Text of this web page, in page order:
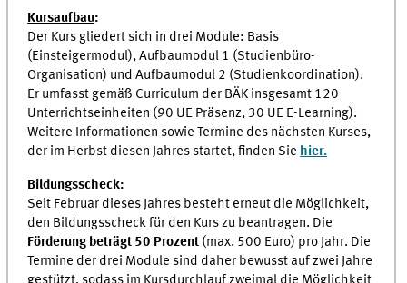
Kursaufbau:
Der Kurs gliedert sich in drei Module: Basis
(Einsteigermodul), Aufbaumodul 1 (Studienbüro-
Organisation) und Aufbaumodul 2 (Studienkoordination).
Er umfasst gemäß Curriculum der BÄK insgesamt 120
Unterrichtseinheiten (90 UE Präsenz, 30 UE E-Learning).
Weitere Informationen sowie Termine des nächsten Kurses,
der im Herbst diesen Jahres startet, finden Sie hier.
Bildungsscheck:
Seit Februar dieses Jahres besteht erneut die Möglichkeit,
den Bildungsscheck für den Kurs zu beantragen. Die
Förderung beträgt 50 Prozent (max. 500 Euro) pro Jahr. Die
Termine der drei Module sind daher bewusst auf zwei Jahre
gestützt, sodass im Kursdurchlauf zweimal die Möglichkeit